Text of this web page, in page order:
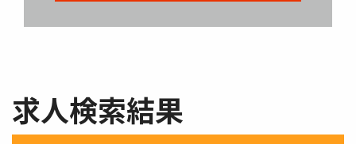
求人検索結果